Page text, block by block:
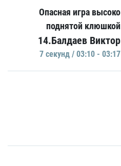
Опасная игра высоко
поднятой клюшкой
14.Балдаев Виктор
7 секунд / 03:10 - 03:17